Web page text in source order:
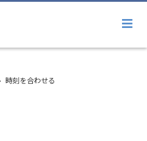
時刻を合わせる